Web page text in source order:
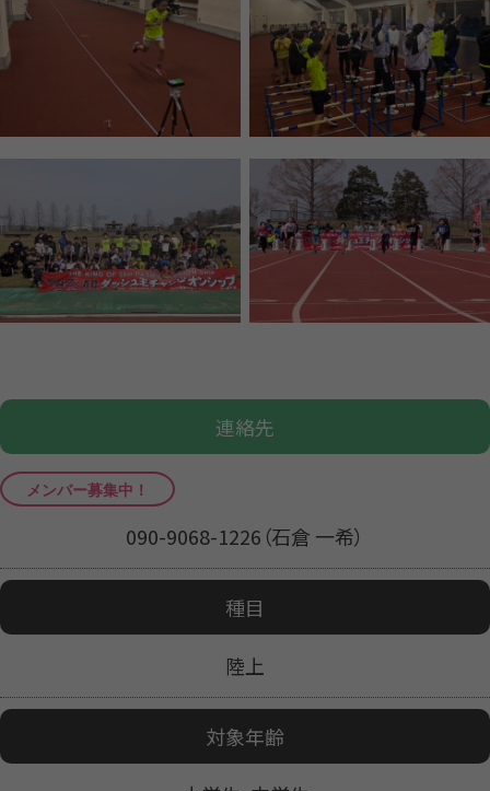
連絡先
090-9068-1226（石倉 一希）
種目
陸上
対象年齢